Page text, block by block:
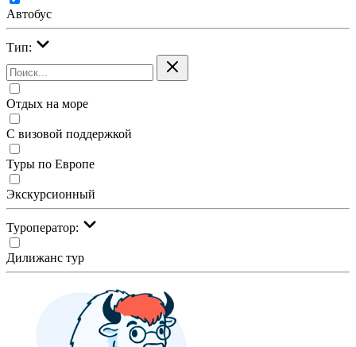
Автобус
Тип:
Отдых на море
С визовой поддержкой
Туры по Европе
Экскурсионный
Туроператор:
Дилижанс тур